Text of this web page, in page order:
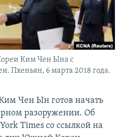
Ким Чен Ына с
Пхеньян, 6 марта 2018 года.
Чен Ын готов начать
разоружении. Об
Times со ссылкой на